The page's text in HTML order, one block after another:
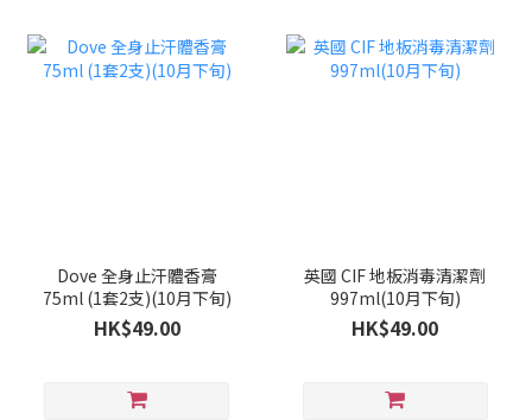
Dove 全身止汗體香膏
75ml (1套2支)(10月下旬)
HK$49.00
英國 CIF 地板消毒清潔劑
997ml(10月下旬)
HK$49.00